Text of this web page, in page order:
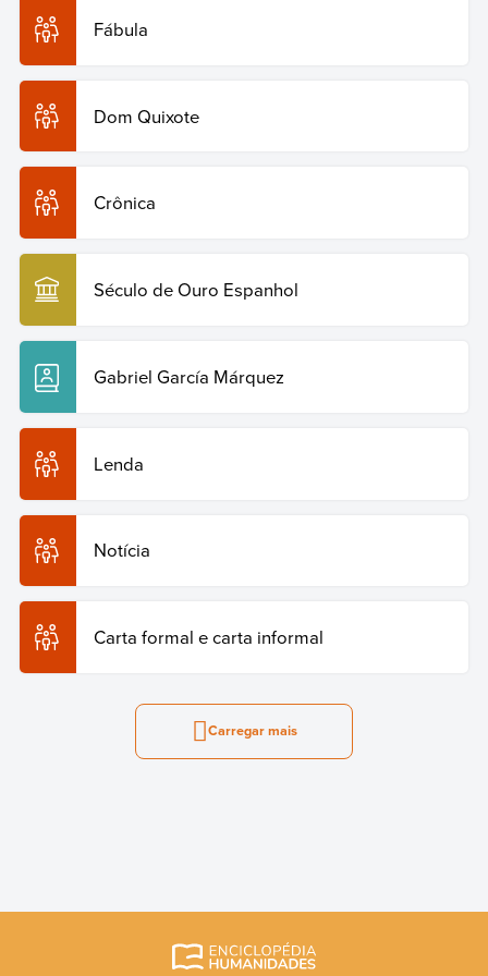
Fábula
Dom Quixote
Crônica
Século de Ouro Espanhol
Gabriel García Márquez
Lenda
Notícia
Carta formal e carta informal
Carregar mais